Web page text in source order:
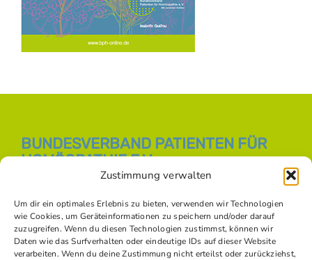
Zustimmung verwalten
Um dir ein optimales Erlebnis zu bieten, verwenden wir Technologien
wie Cookies, um Geräteinformationen zu speichern und/oder darauf
zuzugreifen. Wenn du diesen Technologien zustimmst, können wir
Daten wie das Surfverhalten oder eindeutige IDs auf dieser Website
verarbeiten. Wenn du deine Zustimmung nicht erteilst oder zurückziehst,
BUNDESVERBAND PATIENTEN FÜR
HOMÖOPATHIE E.V.
E-Mail:
info [at] bph-online.de
Webseite:Homöopathie Online
SOZIALE NETZWERKE